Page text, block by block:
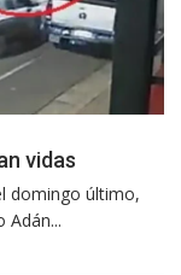
vidas
domingo último,
Adán...